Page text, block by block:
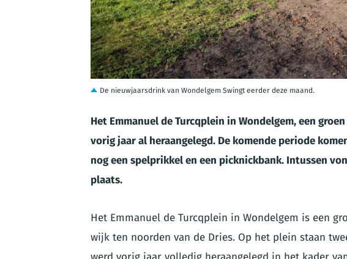
JPEG
De nieuwjaarsdrink van Wondelgem Swingt eerder deze maand.
Het Emmanuel de Turcqplein in Wondelgem, een
vorig jaar al heraangelegd. De komende periode
nog een spelprikkel en een picknickbank. Intussen
plaats.
Het Emmanuel de Turcqplein in Wondelgem is een
wijk ten noorden van de Dries. Op het plein staan